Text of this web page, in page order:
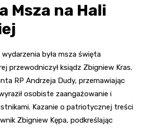
Msza na Hali
była msza święta
przewodniczył ksiądz Zbigniew Kras.
RP Andrzeja Dudy, przemawiając
osobiste zaangażowanie i
Kazanie o patriotycznej treści
Zbigniew Kępa, podkreślając